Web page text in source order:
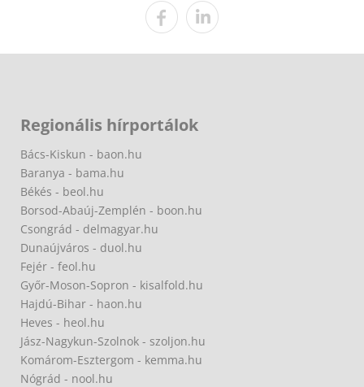
Regionális hírportálok
Bács-Kiskun - baon.hu
Baranya - bama.hu
Békés - beol.hu
Borsod-Abaúj-Zemplén - boon.hu
Csongrád - delmagyar.hu
Dunaújváros - duol.hu
Fejér - feol.hu
Győr-Moson-Sopron - kisalfold.hu
Hajdú-Bihar - haon.hu
Heves - heol.hu
Jász-Nagykun-Szolnok - szoljon.hu
Komárom-Esztergom - kemma.hu
Nógrád - nool.hu